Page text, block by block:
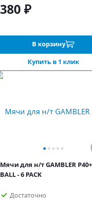
380 ₽
В корзину
Купить в 1 клик
Мячи для н/т GAMBLER P40+
BALL - 6 PACK
Достаточно